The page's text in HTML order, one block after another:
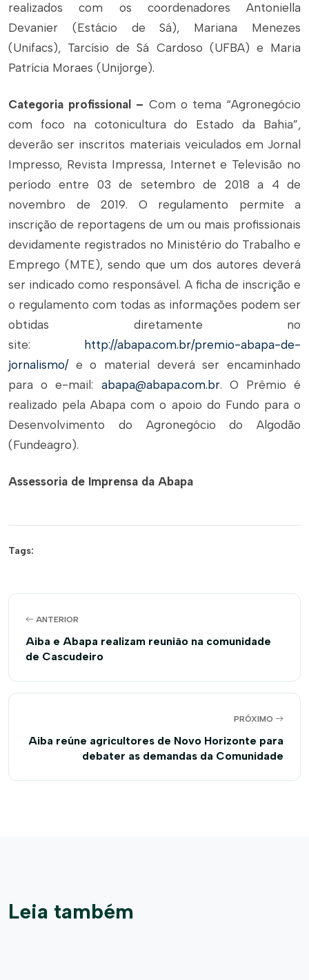
realizados com os coordenadores Antoniella
Devanier (Estácio de Sá), Mariana Menezes
(Unifacs), Tarcísio de Sá Cardoso (UFBA) e Maria
Patrícia Moraes (Unijorge).
Categoria profissional – Com o tema “Agronegócio
com foco na cotonicultura do Estado da Bahia”,
deverão ser inscritos materiais veiculados em Jornal
Impresso, Revista Impressa, Internet e Televisão no
período entre 03 de setembro de 2018 a 4 de
novembro de 2019. O regulamento permite a
inscrição de reportagens de um ou mais profissionais
devidamente registrados no Ministério do Trabalho e
Emprego (MTE), sendo que um dos autores deverá
ser indicado como responsável. A ficha de inscrição e
o regulamento com todas as informações podem ser
obtidas diretamente no
site:
http://abapa.com.br/premio-abapa-de-
jornalismo/ e o material deverá ser encaminhado
para o e-mail: abapa@abapa.com.br. O Prêmio é
realizado pela Abapa com o apoio do Fundo para o
Desenvolvimento do Agronegócio do Algodão
(Fundeagro).
Assessoria de Imprensa da Abapa
Tags:
ANTERIOR
Aiba e Abapa realizam reunião na comunidade
de Cascudeiro
PRÓXIMO
Aiba reúne agricultores de Novo Horizonte para
debater as demandas da Comunidade
Leia também